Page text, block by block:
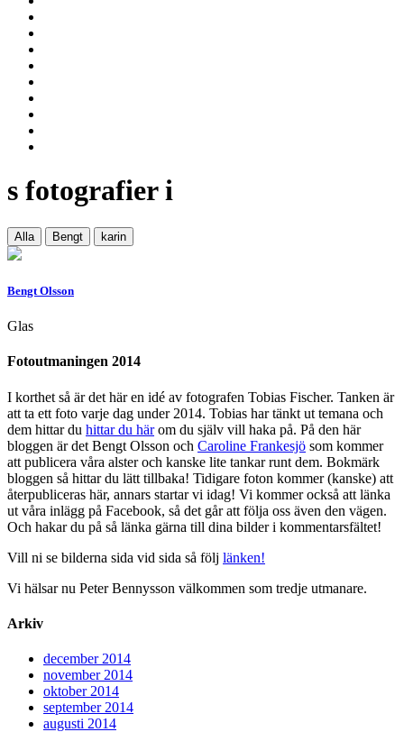
s fotografier i
Alla Bengt karin
Bengt Olsson
Glas
Fotoutmaningen 2014
I korthet så är det här en idé av fotografen Tobias Fischer. Tanken är
att ta ett foto varje dag under 2014. Tobias har tänkt ut temana och
dem hittar du hittar du härom du själv vill haka på. På den här
bloggen är det Bengt Olsson och Caroline Frankesjö som kommer
att publicera våra alster och kanske lite tankar runt dem. Bokmärk
bloggen så hittar du lätt tillbaka! Tidigare foton kommer (kanske) att
återpubliceras här, annars startar vi idag! Vi kommer också att länka
ut våra inlägg på Facebook, så det går att följa oss även den vägen.
Och hakar du på så länka gärna till dina bilder i kommentarsfältet!
Vill ni se bilderna sida vid sida så följ länken!
Vi hälsar nu Peter Bennysson välkommen som tredje utmanare.
Arkiv
december 2014
november 2014
oktober 2014
september 2014
augusti 2014